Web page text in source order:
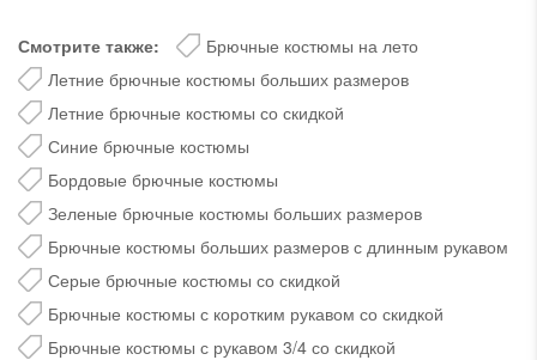
Смотрите также:
Брючные костюмы на лето
Летние брючные костюмы больших размеров
Летние брючные костюмы со скидкой
Синие брючные костюмы
Бордовые брючные костюмы
Зеленые брючные костюмы больших размеров
Брючные костюмы больших размеров с длинным рукавом
Серые брючные костюмы со скидкой
Брючные костюмы с коротким рукавом со скидкой
Брючные костюмы с рукавом 3/4 со скидкой